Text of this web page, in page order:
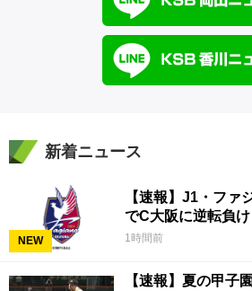
新着ニュース
NEW
【速報】J1・フ
でC大阪に逆転負
1時間前
【速報】夏の甲